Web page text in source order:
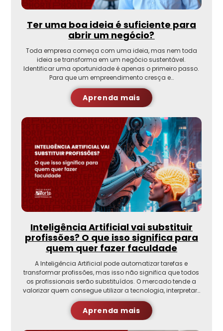
Ter uma boa ideia é suficiente para
abrir um negócio?
Toda empresa começa com uma ideia, mas nem toda
ideia se transforma em um negócio sustentável.
Identificar uma oportunidade é apenas o primeiro passo.
Para que um empreendimento cresça e…
Aprenda mais
Inteligência Artificial vai substituir
profissões? O que isso significa para
quem quer fazer faculdade
A Inteligência Artificial pode automatizar tarefas e
transformar profissões, mas isso não significa que todos
os profissionais serão substituídos. O mercado tende a
valorizar quem consegue utilizar a tecnologia, interpretar…
Aprenda mais